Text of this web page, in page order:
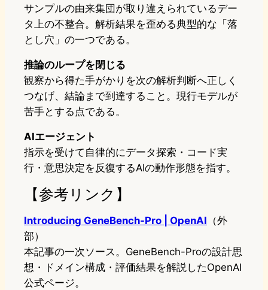
サンプルの由来集団が取り違えられているデー
タ上の不整合。解析結果を歪める典型的な「落
とし穴」の一つである。
推論のループを閉じる
観察から得た手がかりを次の解析判断へ正しく
つなげ、結論まで到達すること。現行モデルが
苦手とする点である。
AIエージェント
指示を受けて自律的にデータ探索・コード実
行・意思決定を反復するAIの動作形態を指す。
【参考リンク】
Introducing GeneBench-Pro | OpenAI （外
部）
本記事の一次ソース。GeneBench-Proの設計思
想・ドメイン構成・評価結果を解説したOpenAI
公式ページ。